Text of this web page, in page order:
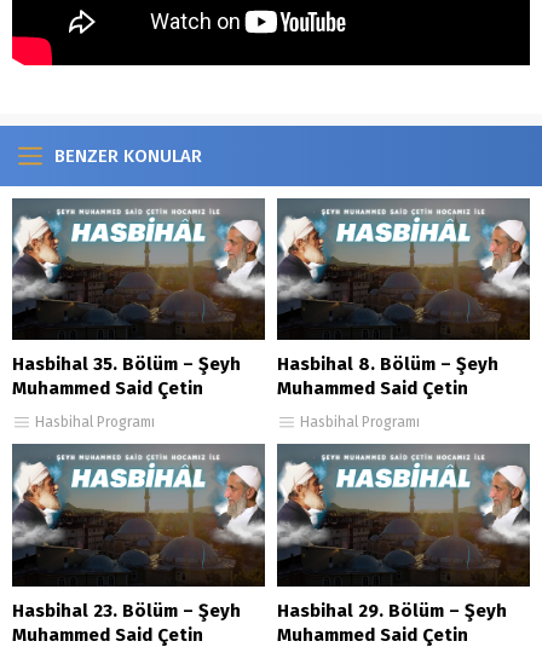
BENZER KONULAR
Hasbihal 35. Bölüm – Şeyh
Muhammed Said Çetin
Hasbihal Programı
Hasbihal 8. Bölüm – Şeyh
Muhammed Said Çetin
Hasbihal Programı
Hasbihal 23. Bölüm – Şeyh
Muhammed Said Çetin
Hasbihal 29. Bölüm – Şeyh
Muhammed Said Çetin